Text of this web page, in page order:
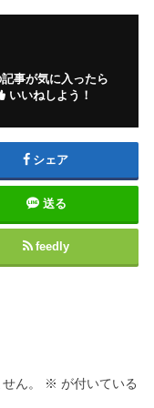
事が気に入ったら
いいねしよう！
シェア
送る
feedly
ん。 ※ が付いている